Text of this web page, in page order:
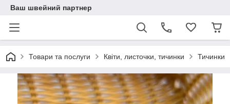
Ваш швейний партнер
Товари та послуги Квіти, листочки, тичинки Тичинки